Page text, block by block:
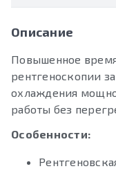
Описание
Повышенное
рентгеноскопии
охлаждения
работы без
Особенности: